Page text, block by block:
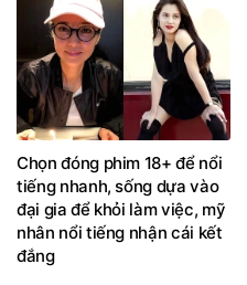
Chọn đóng phim 18+ để nổi
tiếng nhanh, sống dựa vào
đại gia để khỏi làm việc, mỹ
nhân nổi tiếng nhận cái kết
đắng